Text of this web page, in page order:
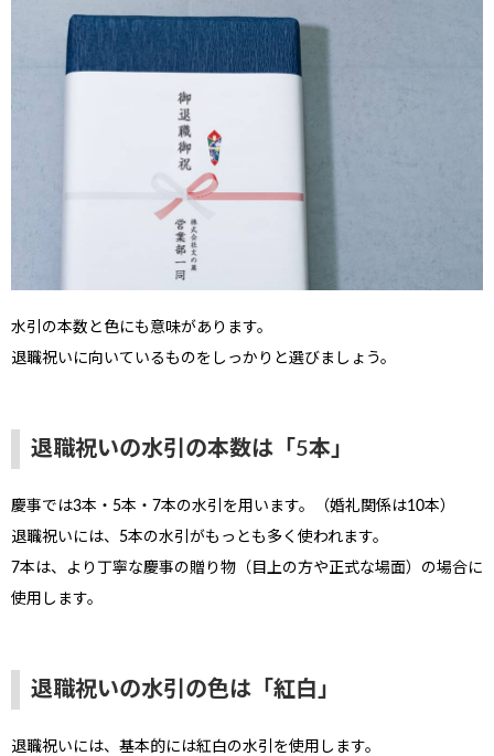
水引の本数と色にも意味があります。
退職祝いに向いているものをしっかりと選びましょう。
退職祝いの水引の本数は「5本」
慶事では3本・5本・7本の水引を用います。（婚礼関係は10本）
退職祝いには、5本の水引がもっとも多く使われます。
7本は、より丁寧な慶事の贈り物（目上の方や正式な場面）の場合に
使用します。
退職祝いの水引の色は「紅白」
退職祝いには、基本的には紅白の水引を使用します。